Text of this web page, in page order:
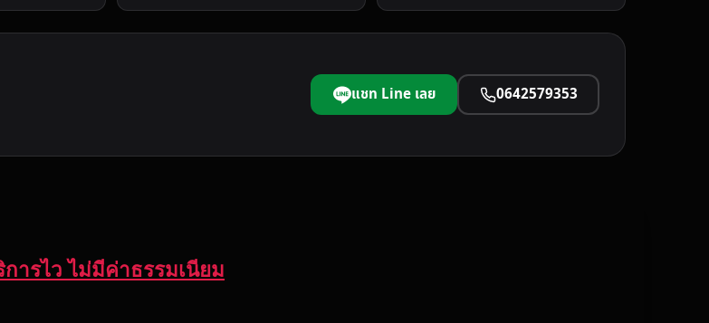
แชท Line เลย 0642579353
ารไว ไม่มีค่าธรรมเนียม